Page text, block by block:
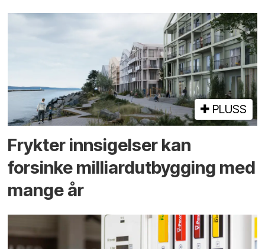
PLUSS
Frykter innsigelser kan
forsinke milliard­utbygging med
mange år